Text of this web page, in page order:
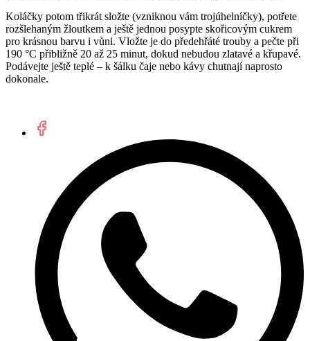
Koláčky potom třikrát složte (vzniknou vám trojúhelníčky), potřete
rozšlehaným žloutkem a ještě jednou posypte skořicovým cukrem
pro krásnou barvu i vůni. Vložte je do předehřáté trouby a pečte při
190 °C přibližně 20 až 25 minut, dokud nebudou zlatavé a křupavé.
Podávejte ještě teplé – k šálku čaje nebo kávy chutnají naprosto
dokonale.